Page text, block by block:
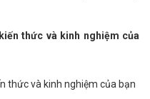
thức và kinh nghiệm của